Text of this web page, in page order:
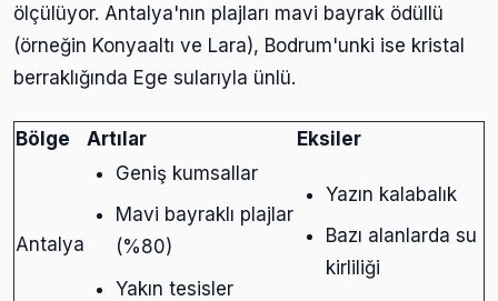
ölçülüyor. Antalya'nın plajları mavi bayrak ödüllü
(örneğin Konyaaltı ve Lara), Bodrum'unki ise kristal
berraklığında Ege sularıyla ünlü.
Bölge Artılar Eksiler
Antalya
Geniş kumsallar
Mavi bayraklı plajlar
(%80)
Yakın tesisler
Yazın kalabalık
Bazı alanlarda su
kirliliği